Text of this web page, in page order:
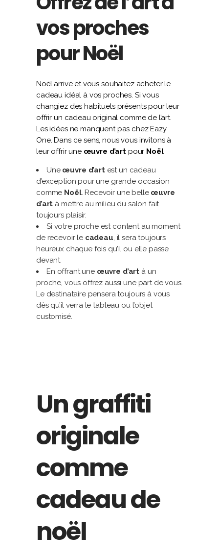
vos proches
pour Noël
Noël arrive et vous souhaitez acheter le
cadeau idéal à vos proches. Si vous
changiez des habituels présents pour leur
offrir un cadeau original comme de l’art.
Les idées ne manquent pas chez Eazy
One. Dans ce sens, nous vous invitons à
leur offrir une œuvre d’artpour Noël.
Une œuvre d’artest un cadeau
d’exception pour une grande occasion
comme Noël. Recevoir une belle œuvre
d’art à mettre au milieu du salon fait
toujours plaisir.
Si votre proche est content au moment
de recevoir le cadeau, il sera toujours
heureux chaque fois qu’il ou elle passe
devant.
En offrant uneœuvre d’art à un
proche, vous offrez aussi une part de vous.
Le destinataire pensera toujours à vous
dès qu’il verra le tableau ou l’objet
customisé.
Un graffiti
originale
comme
cadeau de
noël